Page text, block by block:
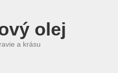
olej
a krásu